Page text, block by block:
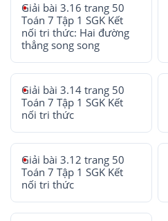
Giải bài 3.16 trang 50
Toán 7 Tập 1 SGK Kết
nối tri thức: Hai đường
thẳng song song
Giải bài 3.14 trang 50
Toán 7 Tập 1 SGK Kết
nối tri thức
Giải bài 3.12 trang 50
Toán 7 Tập 1 SGK Kết
nối tri thức